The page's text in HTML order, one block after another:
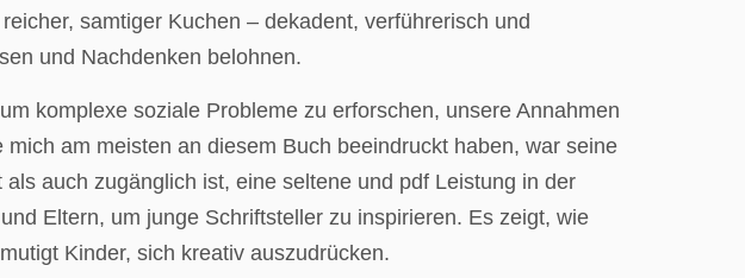
samtiger Kuchen – dekadent, verführerisch und
und Nachdenken belohnen.
komplexe soziale Probleme zu erforschen, unsere Annahmen
am meisten an diesem Buch beeindruckt haben, war seine
auch zugänglich ist, eine seltene und pdf Leistung in der
Eltern, um junge Schriftsteller zu inspirieren. Es zeigt, wie
Kinder, sich kreativ auszudrücken.